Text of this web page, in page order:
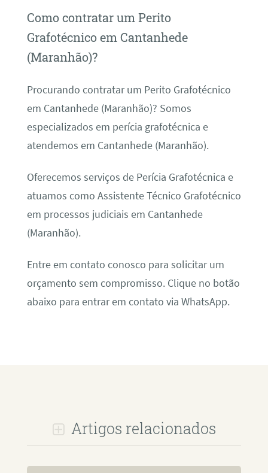
Como contratar um Perito
Grafotécnico em Cantanhede
(Maranhão)?
Procurando contratar um Perito Grafotécnico
em Cantanhede (Maranhão)? Somos
especializados em perícia grafotécnica e
atendemos em Cantanhede (Maranhão).
Oferecemos serviços de Perícia Grafotécnica e
atuamos como Assistente Técnico Grafotécnico
em processos judiciais em Cantanhede
(Maranhão).
Entre em contato conosco para solicitar um
orçamento sem compromisso. Clique no botão
abaixo para entrar em contato via WhatsApp.
Artigos relacionados